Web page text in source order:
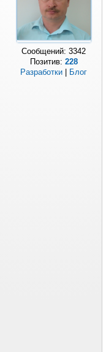
Сообщений:3342
Позитив: 228
Разработки
Блог